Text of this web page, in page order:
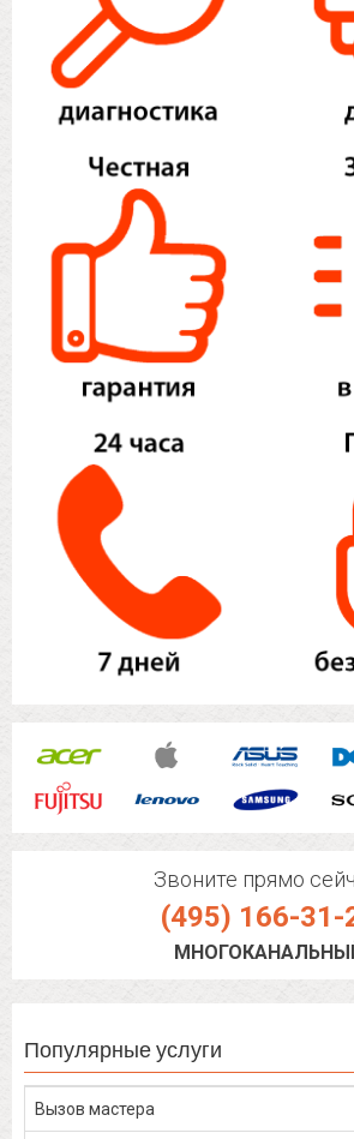
Звоните прямо
(495) 166-31-
Популярные услуги
Вызов мастера